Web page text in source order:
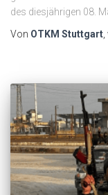
des diesjährigen 08.
Von OTKM Stuttgart